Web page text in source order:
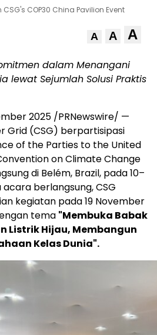
COP30 China Pavilion Event
A A A
dalam Menangani
lewat Sejumlah Solusi Praktis
2025 /PRNewswire/ —
Grid (CSG) berpartisipasi
of the Parties to the United
on Climate Change
di Belém, Brazil, pada 10–
acara berlangsung, CSG
kegiatan pada 19 November
tema "Membuka Babak
Listrik Hijau, Membangun
Kelas Dunia".